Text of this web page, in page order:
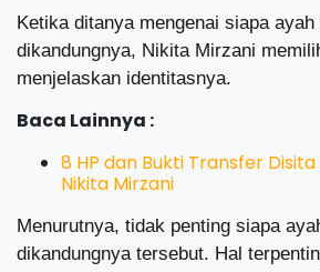
Ketika ditanya mengenai siapa
dikandungnya, Nikita Mirzani
menjelaskan identitasnya.
Baca Lainnya :
8 HP dan Bukti Transfer Disita
Nikita Mirzani
Menurutnya, tidak penting siapa
dikandungnya tersebut. Hal